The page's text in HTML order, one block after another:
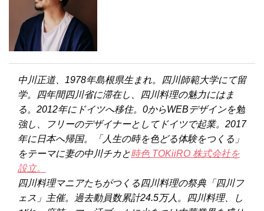
中川正道、1978年島根県生まれ。四川師範大学にて留
学。四年間四川省に滞在し、四川料理の魅力にはま
る。2012年にドイツへ移住。0からWEBデザインを勉
強し、フリーのデザイナーとしてドイツで起業。2017
年に日本へ帰国。「人生の時を色どる体験をつくる」
をテーマに妻の中川チカと時色 TOKiiRO 株式会社を
設立。
四川料理マニアたちがつくる四川料理の祭典「四川フ
ェス」主催。過去動員数累計24.5万人。四川料理、し